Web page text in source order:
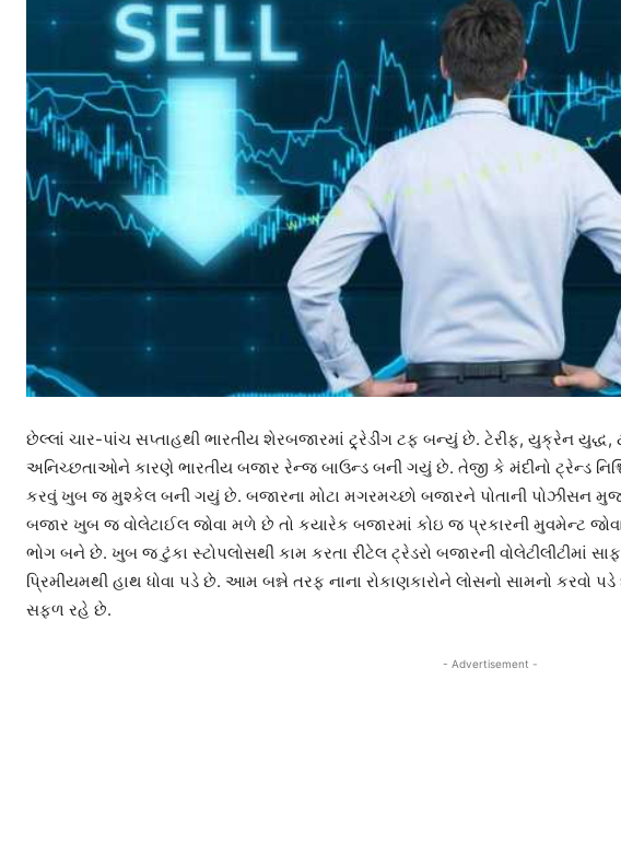
છેલ્લાં ચાર-પાંચ સપ્તાહથી ભારતીય શેરબજારમાં ટ્ર્રેડીંગ ટફ બન્યું છે. ટેરીફ, યુક્રેન યુદ્ધ,
અનિચ્છતાઓને કારણે ભારતીય બજાર રેન્જ બાઉન્ડ બની ગયું છે. તેજી કે મંદીનો ટ્રેન્ડ
કરવું ખુબ જ મુશ્કેલ બની ગયું છે. બજારના મોટા મગરમચ્છો બજારને પોતાની પોઝીસન
બજાર ખુબ જ વોલેટાઈલ જોવા મળે છે તો કયારેક બજારમાં કોઇ જ પ્રકારની મુવમેન્ટ
ભોગ બને છે. ખુબ જ ટુંકા સ્ટોપલોસથી કામ કરતા રીટેલ ટ્રેડરો બજારની વોલેટીલીટીમાં
પ્રિમીયમથી હાથ ધોવા પડે છે. આમ બન્ને તરફ નાના રોકાણકારોને લોસનો સામનો કરવો
સફળ રહે છે.
- Advertisement -